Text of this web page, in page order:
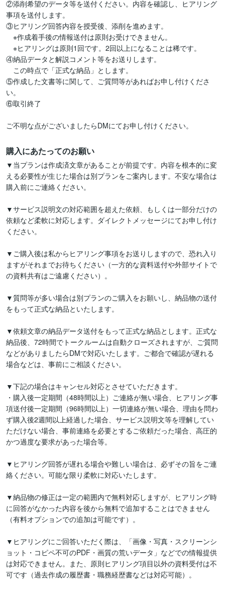
②添削希望のデータ等を送付ください。内容を確認し、ヒアリング
事項を送付します。
③ヒアリング回答内容を授受後、添削を進めます。
※作成着手後の情報送付は原則お受けできません。
※ヒアリングは原則1回です。2回以上になることは稀です。
④納品データと解説コメント等をお送りします。
この時点で「正式な納品」とします。
⑤作成した文書等に関して、ご質問等があればお申し付けくださ
い。
⑥取引終了
ご不明な点がございましたらDMにてお申し付けください。
購入にあたってのお願い
▼当プランは作成済文章があることが前提です。内容を根本的に変
える必要性が生じた場合は別プランをご案内します。不安な場合は
購入前にご連絡ください。
▼サービス説明文の対応範囲を超えた依頼、もしくは一部分だけの
依頼など柔軟に対応します。ダイレクトメッセージにてお申し付け
ください。
▼ご購入後は私からヒアリング事項をお送りしますので、恐れ入り
ますがそれまでお待ちください（一方的な資料送付や外部サイトで
の資料共有はご遠慮ください）。
▼質問等が多い場合は別プランのご購入をお願いし、納品物の送付
をもって正式な納品といたします。
▼依頼文章の納品データ送付をもって正式な納品とします。正式な
納品後、72時間でトークルームは自動クローズされますが、ご質問
などがありましたらDMで対応いたします。ご都合で確認が遅れる
場合などは、事前にご相談ください。
▼下記の場合はキャンセル対応とさせていただきます。
・購入後一定期間（48時間以上）ご連絡が無い場合、ヒアリング事
項送付後一定期間（96時間以上）一切連絡が無い場合、理由を問わ
ず購入後2週間以上経過した場合、サービス説明文等を理解してい
ただけない場合、事前連絡を必要とするご依頼だった場合、高圧的
かつ過度な要求があった場合等。
▼ヒアリング回答が遅れる場合や難しい場合は、必ずその旨をご連
絡ください。可能な限り柔軟に対応いたします。
▼納品物の修正は一定の範囲内で無料対応しますが、ヒアリング時
に回答がなかった内容を後から無料で追加することはできません
（有料オプションでの追加は可能です）。
▼ヒアリングにご回答いただく際は、「画像・写真・スクリーンシ
ョット・コピペ不可のPDF・画質の荒いデータ」などでの情報提供
は対応できません。また、原則ヒアリング項目以外の資料受付は不
可です（過去作成の履歴書・職務経歴書などは対応可能）。